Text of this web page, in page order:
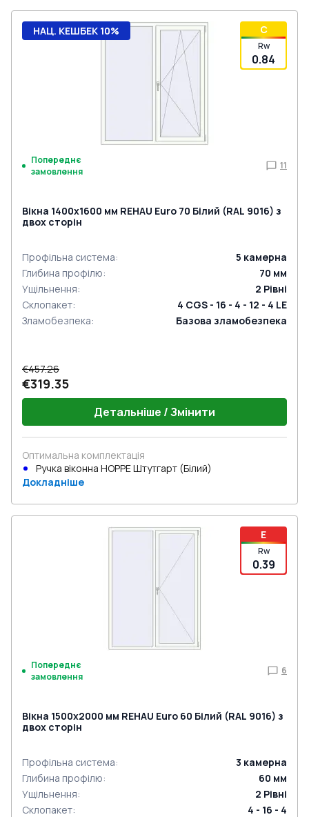
C
Rw
0.84
НАЦ. КЕШБЕК 10%
Попереднє
замовлення
11
Вікна 1400x1600 мм REHAU Euro 70 Білий (RAL 9016) з
двох сторін
Профільна система: 5 камерна
Глибина профілю: 70 мм
Ущільнення: 2 Рівні
Склопакет:
4 CGS - 16 - 4 - 12 - 4 LE
Зламобезпека: Базова зламобезпека
€457.26
€319.35
Детальніше / Змінити
Оптимальна комплектація
Ручка віконна HOPPE Штутгарт (Білий)
Докладніше
E
Rw
0.39
Попереднє
замовлення
6
Вікна 1500x2000 мм REHAU Euro 60 Білий (RAL 9016) з
двох сторін
Профільна система: 3 камерна
Глибина профілю: 60 мм
Ущільнення: 2 Рівні
Склопакет:
4 - 16 - 4